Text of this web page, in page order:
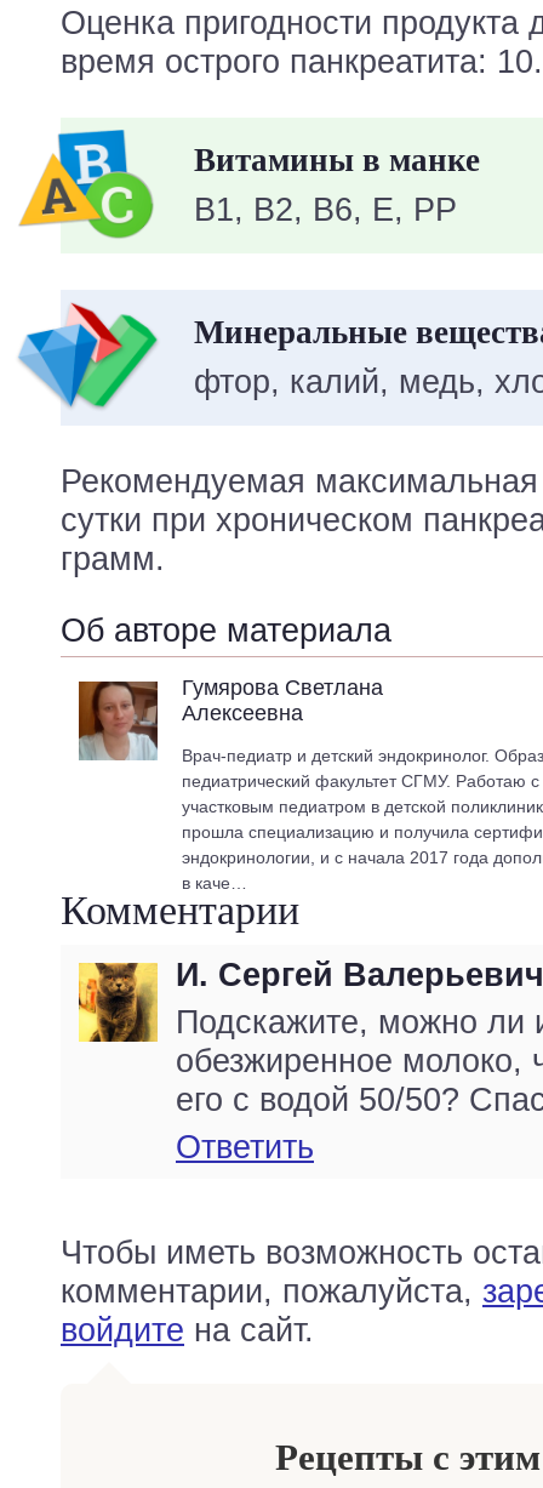
Оценка пригодности продукта
время острого панкреатита:
Витамины в манке
B1, B2, B6, E, PP
Минеральные
фтор, калий, медь,
Рекомендуемая
сутки при хроническом
грамм.
Об авторе материала
Гумярова Светлана
Алексеевна
Врач-педиатр и детский эндокринолог.
педиатрический факультет СГМУ. Работаю
участковым педиатром в детской
прошла специализацию и получила
эндокринологии, и с начала 2017 года
в каче…
Комментарии
И. Сергей Валерьевич
Подскажите, можно ли
обезжиренное молоко,
его с водой 50/50?
Ответить
Чтобы иметь возможность
комментарии, пожалуйста,
войдите на сайт.
Рецепты с